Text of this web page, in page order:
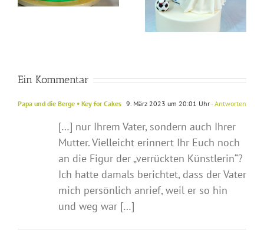
Ein Kommentar
Papa und die Berge • Key for Cakes 9. März 2023 um 20:01 Uhr- Antworten
[…] nur Ihrem Vater, sondern auch Ihrer
Mutter. Vielleicht erinnert Ihr Euch noch
an die Figur der „verrückten Künstlerin“?
Ich hatte damals berichtet, dass der Vater
mich persönlich anrief, weil er so hin
und weg war […]